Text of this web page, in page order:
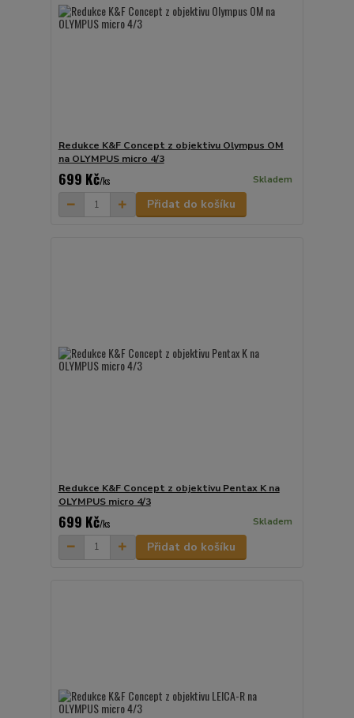
Redukce K&F Concept z objektivu Olympus OM
na OLYMPUS micro 4/3
699 Kč/ks Skladem
Přidat do košíku
Redukce K&F Concept z objektivu Pentax K na
OLYMPUS micro 4/3
699 Kč/ks Skladem
Přidat do košíku